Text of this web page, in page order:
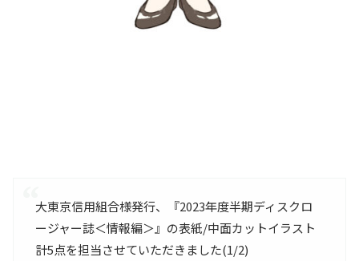
大東京信用組合様発行、『2023年度半期ディスクロ
ージャー誌＜情報編＞』の表紙/中面カットイラスト
計5点を担当させていただきました(1/2)